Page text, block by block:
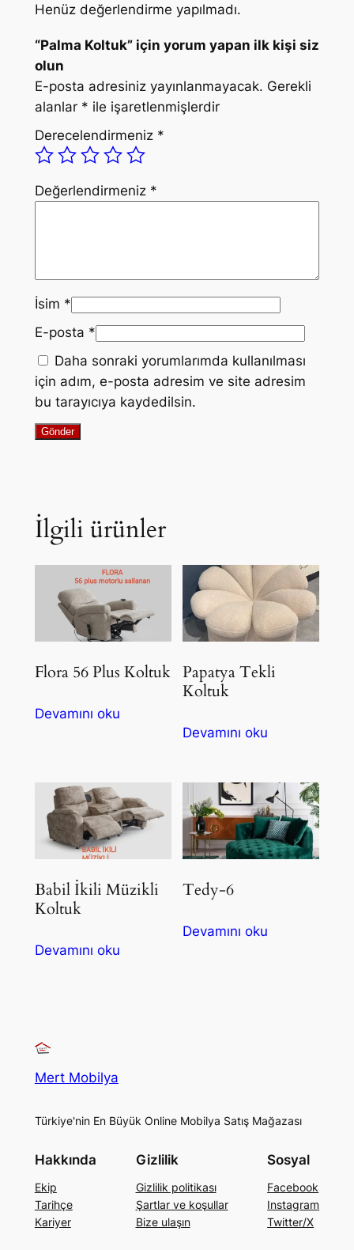
Henüz değerlendirme yapılmadı.
“Palma Koltuk” için yorum yapan ilk kişi siz
olun
E-posta adresiniz yayınlanmayacak. Gerekli
alanlar * ile işaretlenmişlerdir
Derecelendirmeniz *
Değerlendirmeniz *
İsim *
E-posta *
Daha sonraki yorumlarımda kullanılması
için adım, e-posta adresim ve site adresim
bu tarayıcıya kaydedilsin.
İlgili ürünler
Flora 56 Plus Koltuk
Devamını oku
Papatya Tekli
Koltuk
Devamını oku
Babil İkili Müzikli
Koltuk
Devamını oku
Tedy-6
Devamını oku
Mert Mobilya
Türkiye'nin En Büyük Online Mobilya Satış Mağazası
Hakkında
Ekip
Tarihçe
Kariyer
Gizlilik
Gizlilik politikası
Şartlar ve koşullar
Bize ulaşın
Sosyal
Facebook
Instagram
Twitter/X